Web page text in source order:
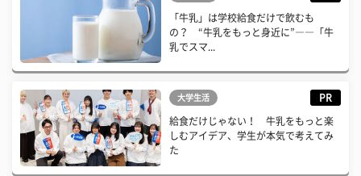
「牛乳」は学校給食だけで飲むも
の？ “牛乳をもっと身近に”――「牛
乳でスマ...
大学生活 PR
給食だけじゃない！ 牛乳をもっと楽
しむアイデア、学生が本気で考えてみ
た